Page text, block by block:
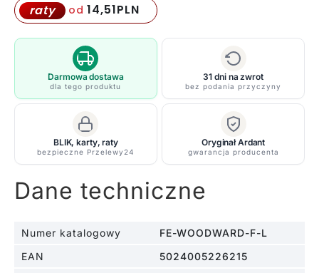
Woodward
L
do
sypialni
raty od 14,51PLN
Darmowa dostawa
dla tego produktu
31 dni na zwrot
bez podania przyczyny
BLIK, karty, raty
bezpieczne Przelewy24
Oryginał Ardant
gwarancja producenta
Dane techniczne
Numer katalogowy
FE-WOODWARD-F-L
EAN
5024005226215